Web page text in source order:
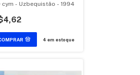
cym - Uzbequistão - 1994
4 em estoque